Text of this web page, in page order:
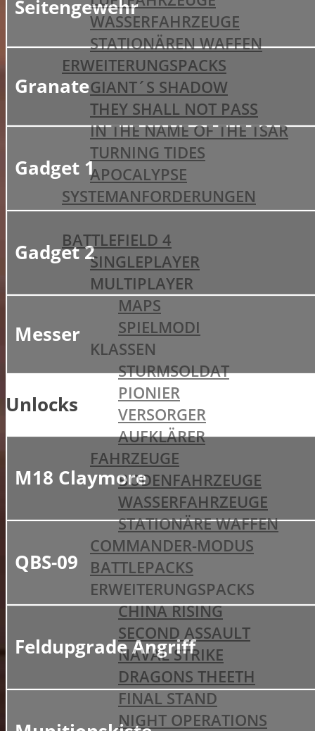
WASSERFAHRZEUGE
STATIONÄREN WAFFEN
ERWEITERUNGSPACKS
GIANT´S SHADOW
THEY SHALL NOT PASS
IN THE NAME OF THE TSAR
TURNING TIDES
APOCALYPSE
SYSTEMANFORDERUNGEN
BATTLEFIELD OLDIES
BATTLEFIELD 4
SINGLEPLAYER
MULTIPLAYER
MAPS
SPIELMODI
KLASSEN
STURMSOLDAT
PIONIER
VERSORGER
AUFKLÄRER
FAHRZEUGE
BODENFAHRZEUGE
WASSERFAHRZEUGE
STATIONÄRE WAFFEN
COMMANDER-MODUS
BATTLEPACKS
ERWEITERUNGSPACKS
CHINA RISING
SECOND ASSAULT
NAVAL STRIKE
DRAGONS THEETH
FINAL STAND
NIGHT OPERATIONS
Seitengewehr
Granate
Gadget 1
Gadget 2
Messer
Unlocks
M18 Claymore
QBS-09
Feldupgrade Angriff